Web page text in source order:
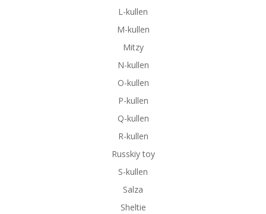
L-kullen
M-kullen
Mitzy
N-kullen
O-kullen
P-kullen
Q-kullen
R-kullen
Russkiy toy
S-kullen
Salza
Sheltie